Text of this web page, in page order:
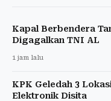
Kapal Berbendera
Digagalkan TNI AL
1 jam lalu
KPK Geledah 3
Elektronik Disita